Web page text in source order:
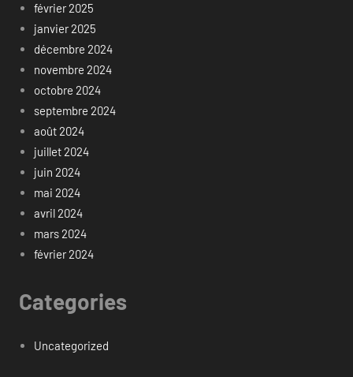
février 2025
janvier 2025
décembre 2024
novembre 2024
octobre 2024
septembre 2024
août 2024
juillet 2024
juin 2024
mai 2024
avril 2024
mars 2024
février 2024
Categories
Uncategorized